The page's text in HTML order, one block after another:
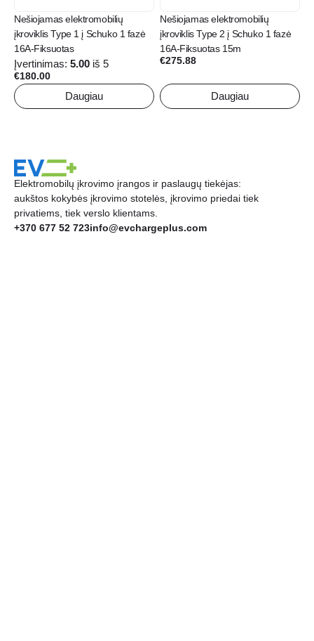
Nešiojamas elektromobilių
įkroviklis Type 1 į Schuko 1 fazė
16A-Fiksuotas
Įvertinimas: 5.00 iš 5
€180.00
Daugiau
Nešiojamas elektromobilių
įkroviklis Type 2 į Schuko 1 fazė
16A-Fiksuotas 15m
€275.88
Daugiau
Elektromobilų įkrovimo įrangos ir paslaugų tiekėjas:
aukštos kokybės įkrovimo stotelės, įkrovimo priedai tiek
privatiems, tiek verslo klientams.
+370 677 52 723info@evchargeplus.com